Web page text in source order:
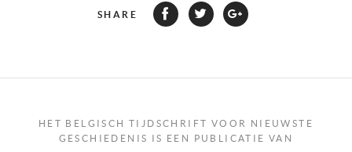
SHARE
HET BELGISCH TIJDSCHRIFT VOOR NIEUWSTE
GESCHIEDENIS IS EEN PUBLICATIE VAN